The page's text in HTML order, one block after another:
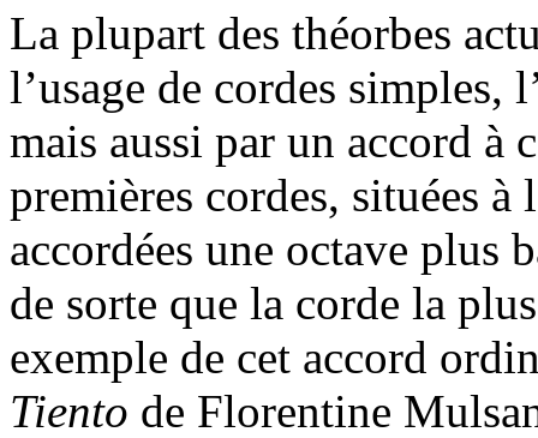
La plupart des théorbes
l’usage de cordes simples,
mais aussi par un accord à
premières cordes, situées à
accordées une octave plus
de sorte que la corde la
exemple de cet accord
Tiento de Florentine